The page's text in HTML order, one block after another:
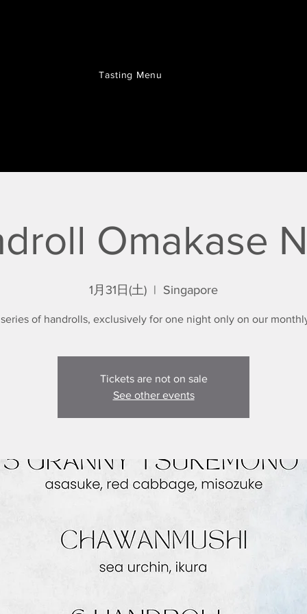
Tasting Menu
Omakase
1月31日(土)
  |
Singapore
of handrolls, exclusively for one night only on our
Tickets are not on sale
See other events